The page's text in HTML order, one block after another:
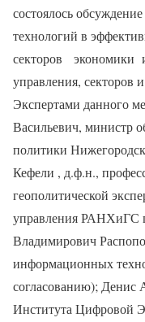
состоялось
технологий в
секторов экономики
управления, секторов
Экспертами данного
Васильевич, министр
политики
Кефели , д.ф.н.,
геополитической
управления РАНХиГС
Владимирович
информационных
согласованию); Денис
Института Цифровой